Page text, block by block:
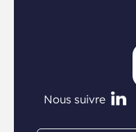
Nous suivre